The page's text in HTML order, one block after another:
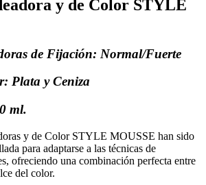
y de Color STYLE
de Fijación: Normal/Fuerte
Plata y Ceniza
ml.
y de Color STYLE MOUSSE han sido
para adaptarse a las técnicas de
ofreciendo una combinación perfecta entre
del color.